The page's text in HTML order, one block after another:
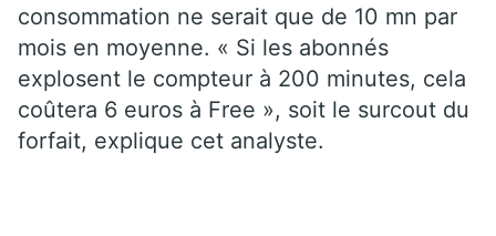
consommation ne serait que de 10 mn par
mois en moyenne. « Si les abonnés
explosent le compteur à 200 minutes, cela
coûtera 6 euros à Free », soit le surcout du
forfait, explique cet analyste.